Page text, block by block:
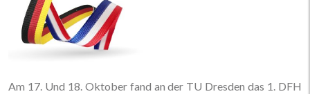
Am 17. Und 18. Oktober fand an der TU Dresden das 1. DFH